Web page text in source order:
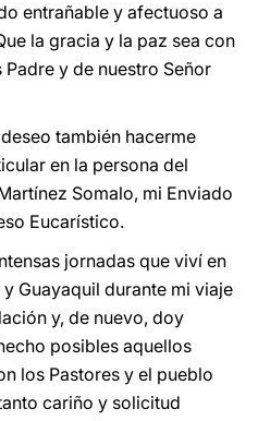
entrañable y afectuoso a
la gracia y la paz sea con
y de nuestro Señor
también hacerme
en la persona del
Somalo, mi Enviado
Eucarístico.
jornadas que viví en
Guayaquil durante mi viaje
y, de nuevo, doy
posibles aquellos
los Pastores y el pueblo
cariño y solicitud